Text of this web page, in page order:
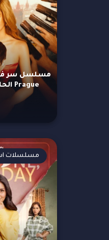
Prague الحلقة 77 مترجمة
مسلسلات